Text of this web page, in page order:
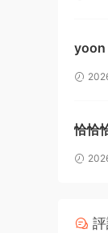
yoon
恰恰